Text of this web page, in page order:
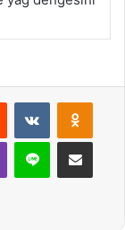
Reddit VKontakte
Viber Line E-Posta ile